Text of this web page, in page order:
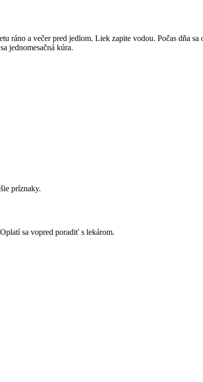
a večer pred jedlom. Liek zapite vodou. Počas dňa sa
jednomesačná kúra.
príznaky.
sa vopred poradiť s lekárom.